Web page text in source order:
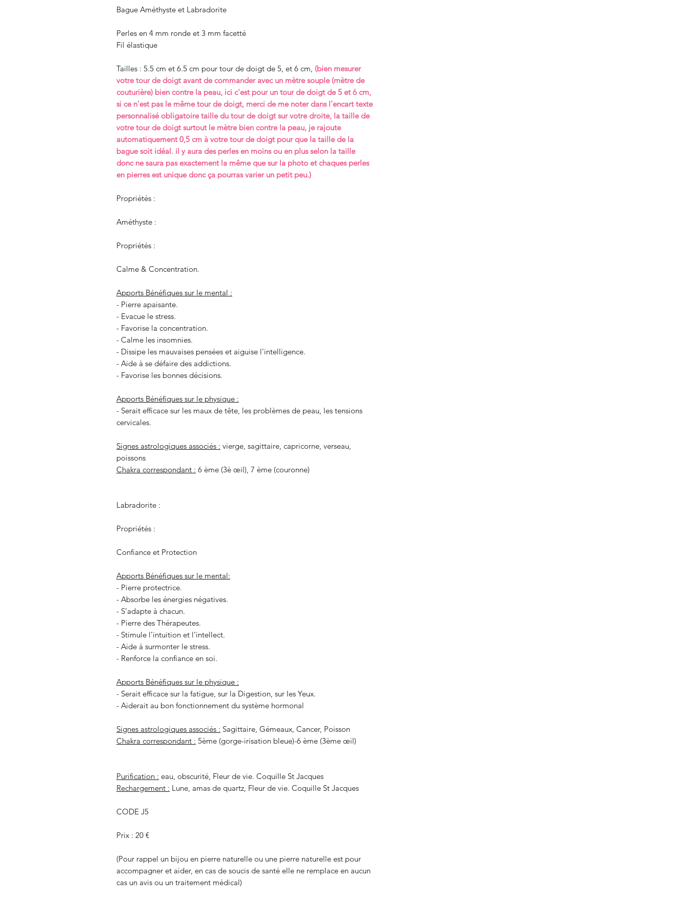
Bague Améthyste et Labradorite
Perles en 4 mm ronde et 3 mm facetté
Fil élastique
Tailles : 5.5 cm et 6.5 cm pour tour de doigt de 5, et 6 cm, (bien mesurer
votre tour de doigt avant de commander avec un mètre souple (mètre de
couturière) bien contre la peau, ici c'est pour un tour de doigt de 5 et 6 cm,
si ce n'est pas le même tour de doigt, merci de me noter dans l'encart texte
personnalisé obligatoire taille du tour de doigt sur votre droite, la taille de
votre tour de doigt surtout le mètre bien contre la peau, je rajoute
automatiquement 0,5 cm à votre tour de doigt pour que la taille de la
bague soit idéal. il y aura des perles en moins ou en plus selon la taille
donc ne saura pas exactement la même que sur la photo et chaques perles
en pierres est unique donc ça pourras varier un petit peu.)
Propriétés :
Améthyste :
Propriétés :
Calme & Concentration.
Apports Bénéfiques sur le mental :
- Pierre apaisante.
- Evacue le stress.
- Favorise la concentration.
- Calme les insomnies.
- Dissipe les mauvaises pensées et aiguise l’intelligence.
- Aide à se défaire des addictions.
- Favorise les bonnes décisions.
Apports Bénéfiques sur le physique :
- Serait efficace sur les maux de tête, les problèmes de peau, les tensions
cervicales.
Signes astrologiques associés : vierge, sagittaire, capricorne, verseau,
poissons
Chakra correspondant : 6 ème (3è œil), 7 ème (couronne)
Labradorite :
Propriétés :
Confiance et Protection
Apports Bénéfiques sur le mental:
- Pierre protectrice.
- Absorbe les énergies négatives.
- S’adapte à chacun.
- Pierre des Thérapeutes.
- Stimule l’intuition et l’intellect.
- Aide à surmonter le stress.
- Renforce la confiance en soi.
Apports Bénéfiques sur le physique :
- Serait efficace sur la fatigue, sur la Digestion, sur les Yeux.
- Aiderait au bon fonctionnement du système hormonal
Signes astrologiques associés : Sagittaire, Gémeaux, Cancer, Poisson
Chakra correspondant : 5ème (gorge-irisation bleue)-6 ème (3ème œil)
Purification : eau, obscurité, Fleur de vie. Coquille St Jacques
Rechargement : Lune, amas de quartz, Fleur de vie. Coquille St Jacques
CODE J5
Prix : 20 €
(Pour rappel un bijou en pierre naturelle ou une pierre naturelle est pour
accompagner et aider, en cas de soucis de santé elle ne remplace en aucun
cas un avis ou un traitement médical)